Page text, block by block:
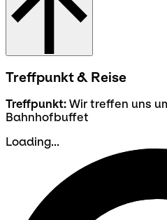
Treffpunkt & Reise
Treffpunkt: Wir treffen uns
Bahnhofbuffet
Loading...